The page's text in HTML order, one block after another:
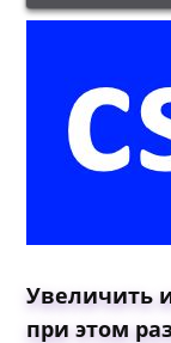
Увеличить
при этом